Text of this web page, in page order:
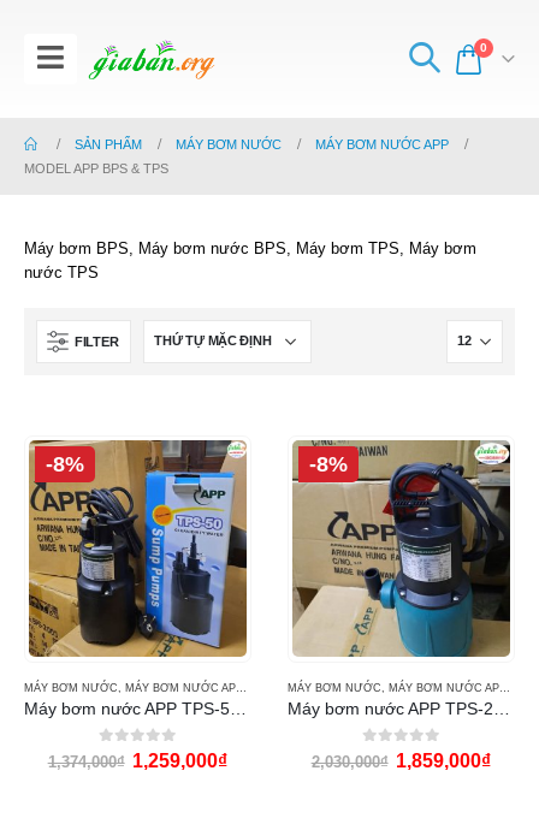
0
SẢN PHẨM MÁY BƠM NƯỚC
MÁY BƠM NƯỚC APP
MODEL APP BPS & TPS
Máy bơm BPS, Máy bơm nước BPS, Máy bơm TPS, Máy bơm
nước TPS
FILTER
-8%
MÁY BƠM NƯỚC, MÁY BƠM NƯỚC APP , MODEL APP BPS & TPS
Máy bơm nước APP TPS-50 (100w)
0out of 5
1,374,000₫ 1,259,000₫
-8%
MÁY BƠM NƯỚC, MÁY BƠM NƯỚC APP ,
Máy bơm nước APP TPS-200 (200w)
0out of 5
2,030,000₫ 1,859,000₫